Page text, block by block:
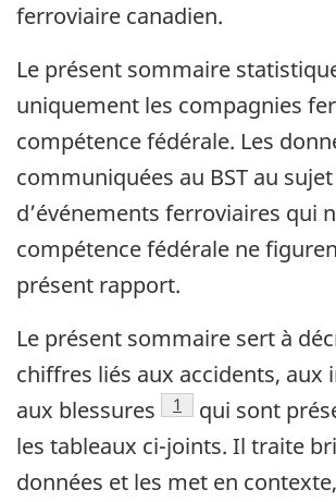
ferroviaire canadien.
Le présent sommaire
uniquement les compagnies
compétence fédérale. Les
communiquées au BST au sujet
d’événements ferroviaires qui
compétence fédérale ne
présent rapport.
Le présent sommaire sert à
chiffres liés aux accidents, aux
aux blessures
Note de bas de page
1
qui sont
les tableaux ci-joints. Il traite
données et les met en